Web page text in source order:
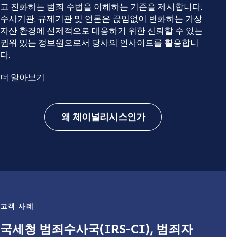
고 진화하는 범죄 수법을 이해하는 기준을 제시합니다.
수사기관, 규제기관 및 언론은 끊임없이 변화하는 가상
자산 환경에 선제적으로 대응하기 위한 신뢰할 수 있는
권위 있는 정보원으로서 당사의 인사이트를 활용합니
다.
더 알아보기
왜 체이널리시스인가
고객 사례
국세청 범죄수사국(IRS-CI), 범죄자